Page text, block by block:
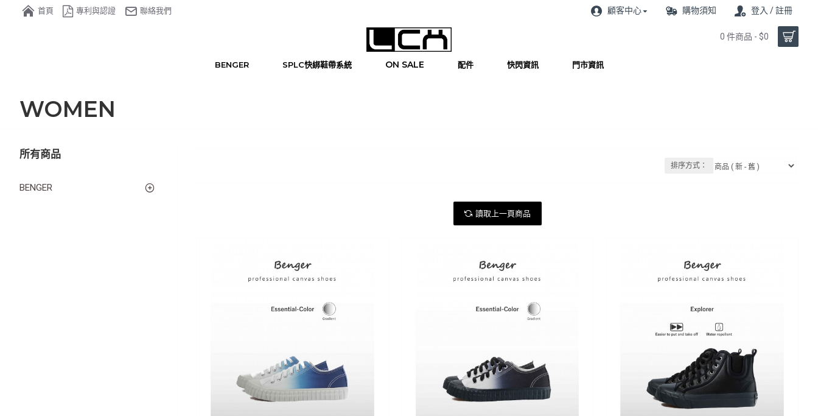
首頁 專利與認證 聯絡我們 顧客中心 購物須知 登入 / 註冊
0 件商品 - $0
BENGER SPLC快綁鞋帶系統 ON SALE 配件 快閃資訊 門市資訊
WOMEN
所有商品
BENGER
排序方式：
讀取上一頁商品